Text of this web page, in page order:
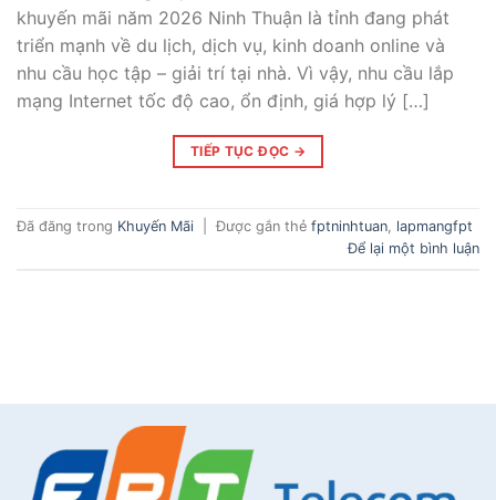
khuyến mãi năm 2026 Ninh Thuận là tỉnh đang phát
triển mạnh về du lịch, dịch vụ, kinh doanh online và
nhu cầu học tập – giải trí tại nhà. Vì vậy, nhu cầu lắp
mạng Internet tốc độ cao, ổn định, giá hợp lý […]
TIẾP TỤC ĐỌC →
Đã đăng trong Khuyến Mãi Được gắn thẻ fptninhtuan, lapmangfpt
Để lại một bình luận